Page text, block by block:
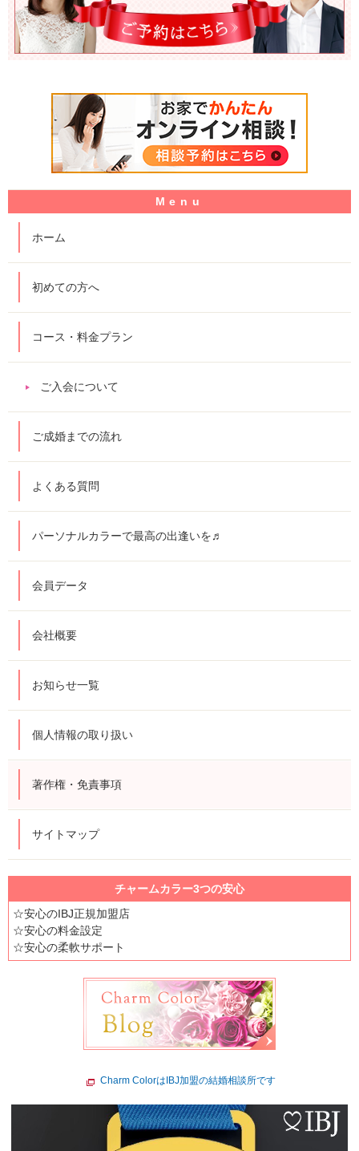
ホーム
初めての方へ
コース・料金プラン
ご入会について
ご成婚までの流れ
よくある質問
パーソナルカラーで最高の出逢いを♬
会員データ
会社概要
お知らせ一覧
個人情報の取り扱い
著作権・免責事項
サイトマップ
チャームカラー3つの安心
☆安心のIBJ正規加盟店
☆安心の料金設定
☆安心の柔軟サポート
Charm ColorはIBJ加盟の結婚相談所です